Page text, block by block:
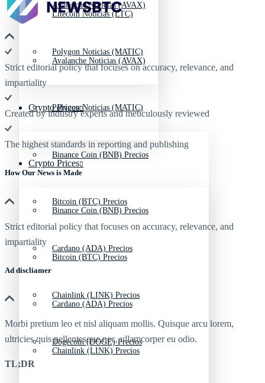
Avalanche Noticias (AVAX)
Polygon Noticias (MATIC)
Crypto Prices
Binance Coin (BNB) Precios
Bitcoin (BTC) Precios
Cardano (ADA) Precios
Chainlink (LINK) Precios
Dogecoin (DOGE) Precios
Litecoin Noticias (LTC)
Avalanche Noticias (AVAX)
Polygon Noticias (MATIC)
Crypto Prices
Binance Coin (BNB) Precios
Bitcoin (BTC) Precios
Cardano (ADA) Precios
Chainlink (LINK) Precios
Strict editorial policy that focuses on accuracy, relevance, and
impartiality
Created by industry experts and meticulously reviewed
The highest standards in reporting and publishing
How Our News is Made
Strict editorial policy that focuses on accuracy, relevance, and
impartiality
Ad discliamer
Morbi pretium leo et nisl aliquam mollis. Quisque arcu lorem,
ultricies quis pellentesque nec, ullamcorper eu odio.
TL;DR